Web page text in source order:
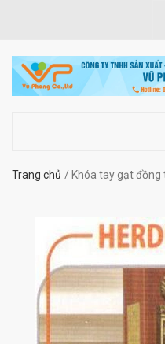
Trang chủ Khóa tay gạt đồng